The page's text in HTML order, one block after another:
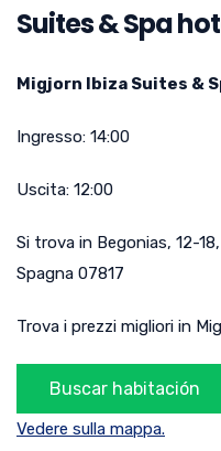
Suites & Spa
Migjorn Ibiza Suites &
Ingresso: 14:00
Uscita: 12:00
Si trova in Begonias, 12-18,
Spagna 07817
Trova i prezzi migliori in
Vedere sulla mappa.